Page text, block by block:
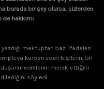
burada bir şey olursa, sizlerden
hakkımı
mektuptan bazı ifadeleri
kurban eden kişilerin, bir
merak ettiğini
dilediğini söyledi.